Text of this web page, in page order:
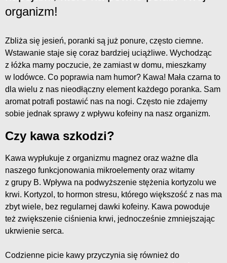
organizm!
Zbliża się jesień, poranki są już ponure, często ciemne.
Wstawanie staje się coraz bardziej uciążliwe. Wychodząc
z łóżka mamy poczucie, że zamiast w domu, mieszkamy
w lodówce. Co poprawia nam humor? Kawa! Mała czarna to
dla wielu z nas nieodłączny element każdego poranka. Sam
aromat potrafi postawić nas na nogi. Często nie zdajemy
sobie jednak sprawy z wpływu kofeiny na nasz organizm.
Czy kawa szkodzi?
Kawa wypłukuje z organizmu magnez oraz ważne dla
naszego funkcjonowania mikroelementy oraz witamy
z grupy B. Wpływa na podwyższenie stężenia kortyzolu we
krwi. Kortyzol, to hormon stresu, którego większość z nas ma
zbyt wiele, bez regularnej dawki kofeiny. Kawa powoduje
też zwiększenie ciśnienia krwi, jednocześnie zmniejszając
ukrwienie serca.
Codzienne picie kawy przyczynia się również do